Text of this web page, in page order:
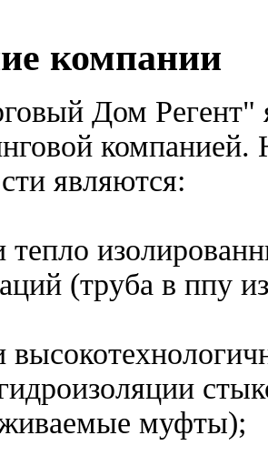
компании
Дом Регент"
являются:
тепло
(труба в ппу
муфты);